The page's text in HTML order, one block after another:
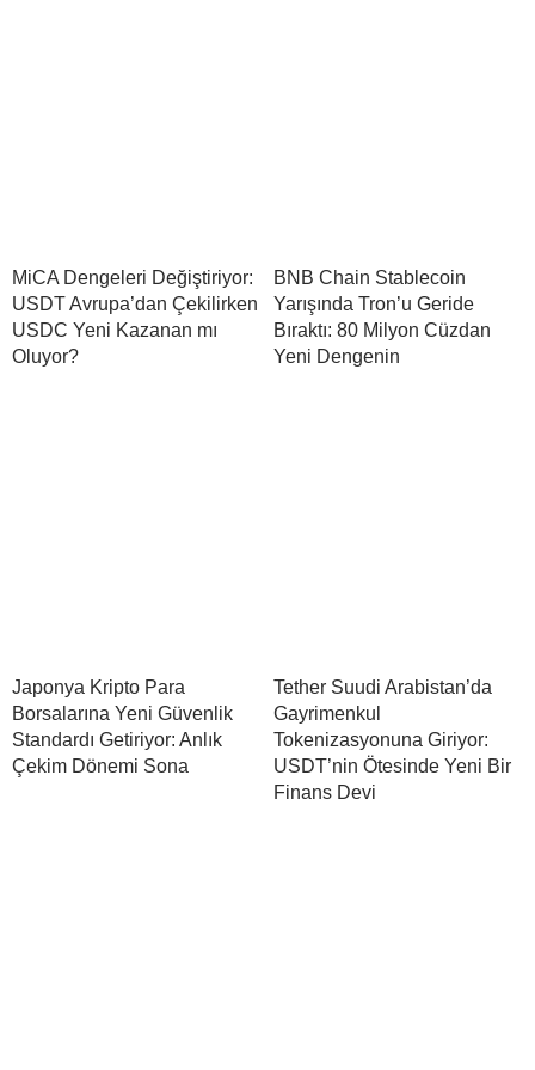
MiCA Dengeleri Değiştiriyor:
USDT Avrupa’dan Çekilirken
USDC Yeni Kazanan mı
Oluyor?
BNB Chain Stablecoin
Yarışında Tron’u Geride
Bıraktı: 80 Milyon Cüzdan
Yeni Dengenin
Japonya Kripto Para
Borsalarına Yeni Güvenlik
Standardı Getiriyor: Anlık
Çekim Dönemi Sona
Tether Suudi Arabistan’da
Gayrimenkul
Tokenizasyonuna Giriyor:
USDT’nin Ötesinde Yeni Bir
Finans Devi